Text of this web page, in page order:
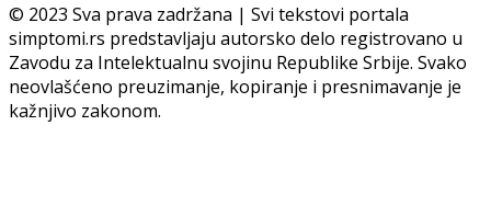
© 2023 Sva prava zadržana | Svi tekstovi portala
simptomi.rs predstavljaju autorsko delo registrovano u
Zavodu za Intelektualnu svojinu Republike Srbije. Svako
neovlašćeno preuzimanje, kopiranje i presnimavanje je
kažnjivo zakonom.